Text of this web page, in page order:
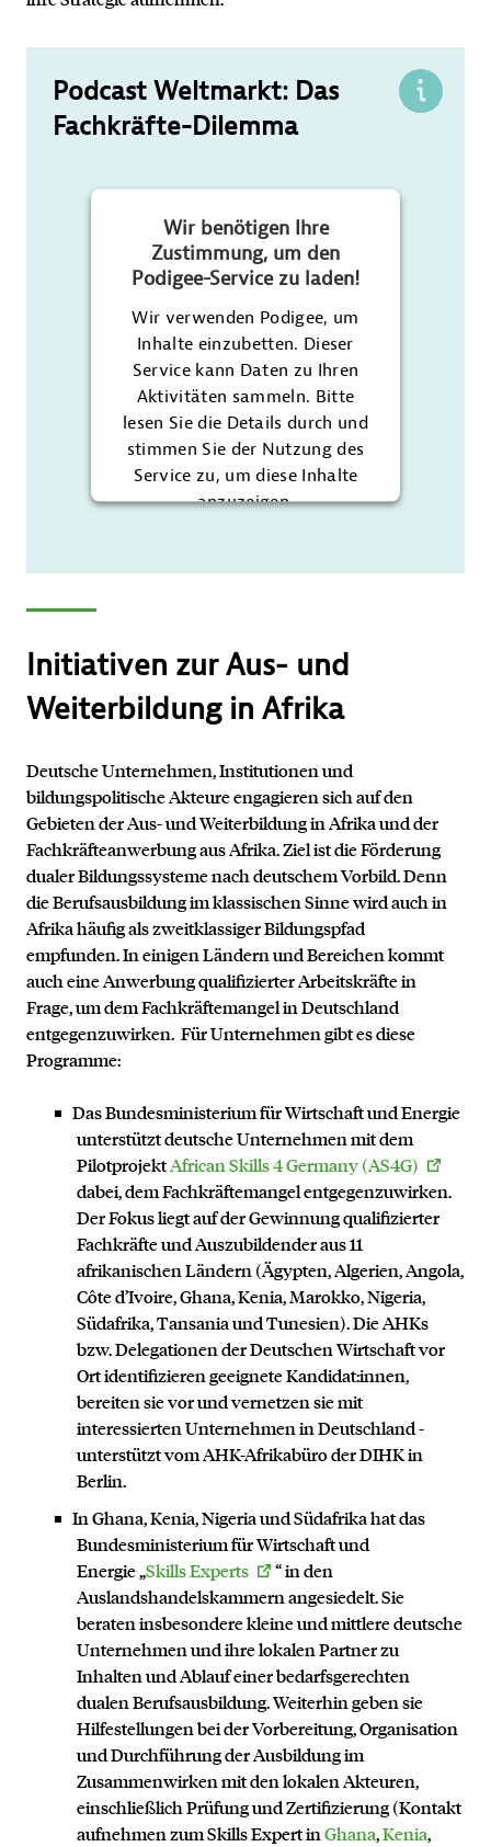
Podcast Weltmarkt: Das
Fachkräfte-Dilemma
Wir benötigen Ihre
Zustimmung, um den
Podigee-Service zu laden!
Wir verwenden Podigee, um
Inhalte einzubetten. Dieser
Service kann Daten zu Ihren
Aktivitäten sammeln. Bitte
lesen Sie die Details durch und
stimmen Sie der Nutzung des
Service zu, um diese Inhalte
anzuzeigen.
Mehr Informationen
Initiativen zur Aus- und
Weiterbildung in Afrika
Deutsche Unternehmen, Institutionen und
bildungspolitische Akteure engagieren sich auf den
Gebieten der Aus- und Weiterbildung in Afrika und der
Fachkräfteanwerbung aus Afrika. Ziel ist die Förderung
dualer Bildungssysteme nach deutschem Vorbild. Denn
die Berufsausbildung im klassischen Sinne wird auch in
Afrika häufig als zweitklassiger Bildungspfad
empfunden. In einigen Ländern und Bereichen kommt
auch eine Anwerbung qualifizierter Arbeitskräfte in
Frage, um dem Fachkräftemangel in Deutschland
entgegenzuwirken. Für Unternehmen gibt es diese
Programme:
Das Bundesministerium für Wirtschaft und Energie
unterstützt deutsche Unternehmen mit dem
PilotprojektAfrican Skills 4 Germany (AS4G)
dabei, dem Fachkräftemangel entgegenzuwirken.
Der Fokus liegt auf der Gewinnung qualifizierter
Fachkräfte und Auszubildender aus 11
afrikanischen Ländern (Ägypten, Algerien, Angola,
Côte d’Ivoire, Ghana, Kenia, Marokko, Nigeria,
Südafrika, Tansania und Tunesien). Die AHKs
bzw. Delegationen der Deutschen Wirtschaft vor
Ort identifizieren geeignete Kandidat:innen,
bereiten sie vor und vernetzen sie mit
interessierten Unternehmen in Deutschland -
unterstützt vom AHK-Afrikabüro der DIHK in
Berlin.
In Ghana, Kenia, Nigeria und Südafrika hat das
Bundesministerium für Wirtschaft und
Energie „Skills Experts
“ in den
Auslandshandelskammern angesiedelt. Sie
beraten insbesondere kleine und mittlere deutsche
Unternehmen und ihre lokalen Partner zu
Inhalten und Ablauf einer bedarfsgerechten
dualen Berufsausbildung. Weiterhin geben sie
Hilfestellungen bei der Vorbereitung, Organisation
und Durchführung der Ausbildung im
Zusammenwirken mit den lokalen Akteuren,
einschließlich Prüfung und Zertifizierung (Kontakt
aufnehmen zum Skills Expert inGhana,Kenia,